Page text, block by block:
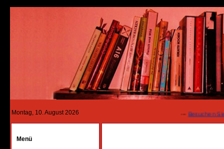
Montag, 10. August 2026 Besuchen Sie
Menü